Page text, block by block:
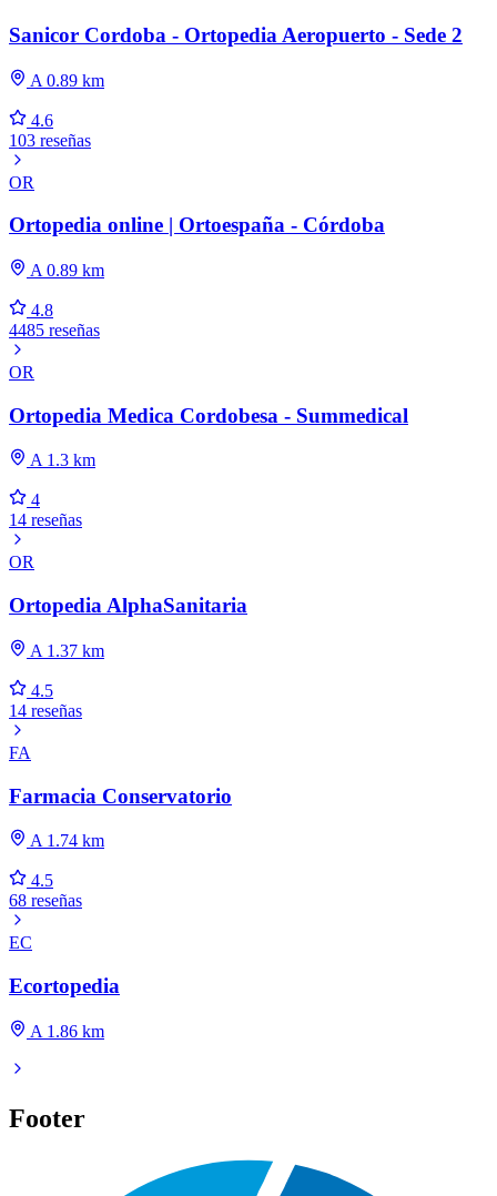
Sanicor Cordoba - Ortopedia Aeropuerto - Sede 2
A 0.89 km
4.6
103 reseñas
OR
Ortopedia online | Ortoespaña - Córdoba
A 0.89 km
4.8
4485 reseñas
OR
Ortopedia Medica Cordobesa - Summedical
A 1.3 km
4
14 reseñas
OR
Ortopedia AlphaSanitaria
A 1.37 km
4.5
14 reseñas
FA
Farmacia Conservatorio
A 1.74 km
4.5
68 reseñas
EC
Ecortopedia
A 1.86 km
Footer